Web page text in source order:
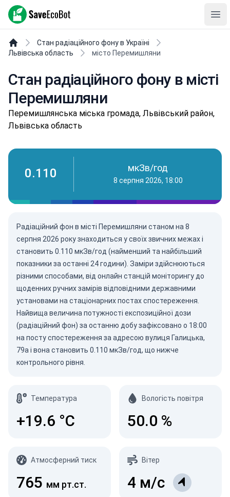
SaveEcoBot
Стан радіаційного фону в Україні
Львівська область
місто Перемишляни
Стан радіаційного фону в місті
Перемишляни
Пepeмишлянськa міська громада, Львівський район,
Львівська область
0.110 мкЗв/год
8 серпня 2026, 18:00
Радіаційний фон в місті Перемишляни станом на 8
серпня 2026 року знаходиться у своїх звичних межах і
становить 0.110 мкЗв/год (найменший та найбільший
показники за останні 24 години). Заміри здійснюються
різними способами, від онлайн станцій моніторингу до
щоденних ручних замірів відповідними державними
установами на стаціонарних постах спостереження.
Найвища величина потужності експозиційної дози
(радіаційний фон) за останню добу зафіксовано о 18:00
на посту спостереження за адресою вулиця Галицька,
79а і вона становить 0.110 мкЗв/год, що нижче
контрольного рівня.
Температура
+19.6 °C
Вологість повітря
50.0 %
Атмосферний тиск
765 мм рт.ст.
Вітер
4 м/с